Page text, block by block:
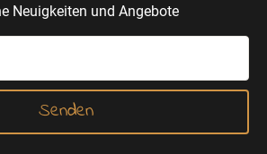
Neuigkeiten und Angebote